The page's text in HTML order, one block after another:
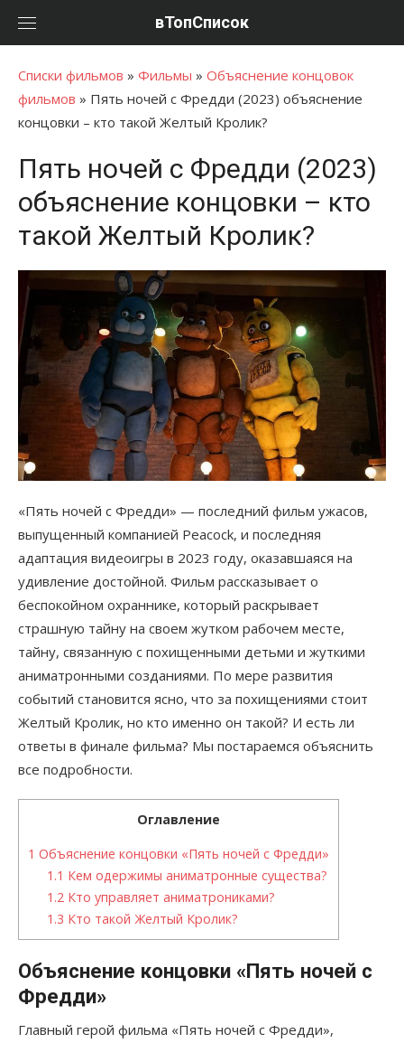
вТопСписок
Списки фильмов » Фильмы » Объяснение концовок
фильмов » Пять ночей с Фредди (2023) объяснение
концовки – кто такой Желтый Кролик?
Пять ночей с Фредди (2023)
объяснение концовки – кто
такой Желтый Кролик?
«Пять ночей с Фредди» — последний фильм ужасов,
выпущенный компанией Peacock, и последняя
адаптация видеоигры в 2023 году, оказавшаяся на
удивление достойной. Фильм рассказывает о
беспокойном охраннике, который раскрывает
страшную тайну на своем жутком рабочем месте,
тайну, связанную с похищенными детьми и жуткими
аниматронными созданиями. По мере развития
событий становится ясно, что за похищениями стоит
Желтый Кролик, но кто именно он такой? И есть ли
ответы в финале фильма? Мы постараемся объяснить
все подробности.
Оглавление
1 Объяснение концовки «Пять ночей с Фредди»
1.1 Кем одержимы аниматронные существа?
1.2 Кто управляет аниматрониками?
1.3 Кто такой Желтый Кролик?
Объяснение концовки «Пять ночей с
Фредди»
Главный герой фильма «Пять ночей с Фредди»,